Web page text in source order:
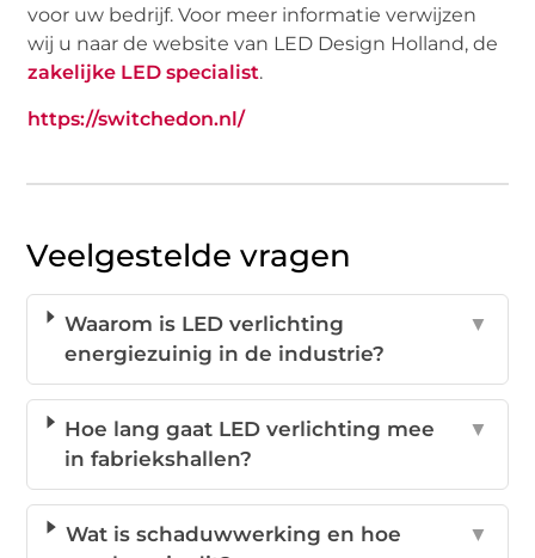
voor uw bedrijf. Voor meer informatie verwijzen
wij u naar de website van LED Design Holland, de
zakelijke LED specialist.
https://switchedon.nl/
Veelgestelde vragen
Waarom is LED verlichting
energiezuinig in de industrie?
▼
Hoe lang gaat LED verlichting mee
in fabriekshallen?
▼
Wat is schaduwwerking en hoe
▼